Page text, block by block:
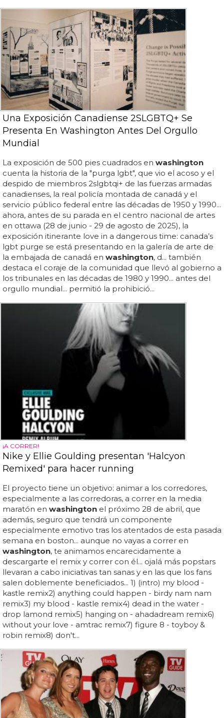
Una Exposición Canadiense 2SLGBTQ+ Se
Presenta En Washington Antes Del Orgullo
Mundial
La exposición de 500 pies cuadrados en washington
cuenta la historia de la "purga lgbt", que vio el acoso y el
despido de miembros 2slgbtqi+ de las fuerzas armadas
canadienses, la real policía montada de canadá y el
servicio público federal entre las décadas de 1950 y 1990...
ahora, antes de su parada en el centro nacional de artes
en ottawa (28 de junio - 29 de agosto de 2025), la
exposición itinerante love in a dangerous time: canada’s
lgbt purge se está presentando en la galería de arte de
la embajada de canadá en washington, d... también
destaca el coraje de la comunidad que llevó al gobierno a
los tribunales en las décadas de 1980 y 1990... antes del
orgullo mundial... permitió la prohibició...
¡A CORRER!
Nike y Ellie Goulding presentan 'Halcyon
Remixed' para hacer running
El proyecto tiene un objetivo: animar a los corredores,
especialmente a las corredoras, a correr en la media
maratón en washington el próximo 28 de abril, que
además, seguro que tendrá un componente
especialmente emotivo tras los atentados de esta pasada
semana en boston... aunque no vayas a correr en
washington, te animamos encarecidamente a
descargarte el remix y correr con él... ojalá más popstars
llevaran a cabo iniciativas tan sanas y en las que los fans
salen doblemente beneficiados... 1) (intro) my blood -
kastle remix2) anything could happen - birdy nam nam
remix3) my blood - kastle remix4) dead in the water -
drop lamond remix5) hanging on - ahadadream remix6)
without your love - amtrac remix7) figure 8 - toyboy &
robin remix8) don't...